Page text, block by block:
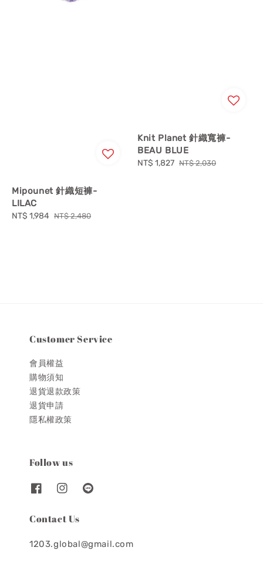
Mipounet 針織短褲-
LILAC
Sale
NT$ 1,984 Regular
NT$ 2,480
Knit Planet 針織寬褲-
BEAU BLUE
Sale
NT$ 1,827 Regular
NT$ 2,030
Customer Service
會員權益
購物須知
退貨退款政策
退貨申請
隱私權政策
Follow us
Contact Us
1203.global@gmail.com